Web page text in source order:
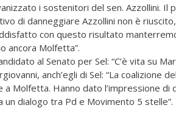
i sostenitori del sen. Azzollini. Il
di danneggiare Azzollini non è
con questo risultato
ancora Molfetta”.
al Senato per Sel: “C’è vita su
anch’egli di Sel: “La coalizione del
Molfetta. Hanno dato l’impressione di
dialogo tra Pd e Movimento 5 stelle”.